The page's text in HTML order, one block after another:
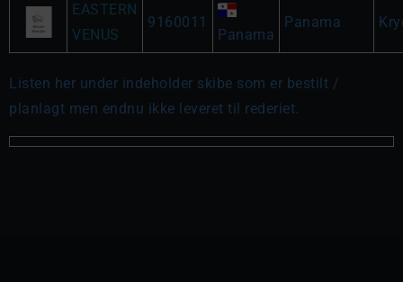
EASTERN
VENUS
9160011
Panama
Panama
Listen her under indeholder skibe som er bestilt /
planlagt men endnu ikke leveret til rederiet.